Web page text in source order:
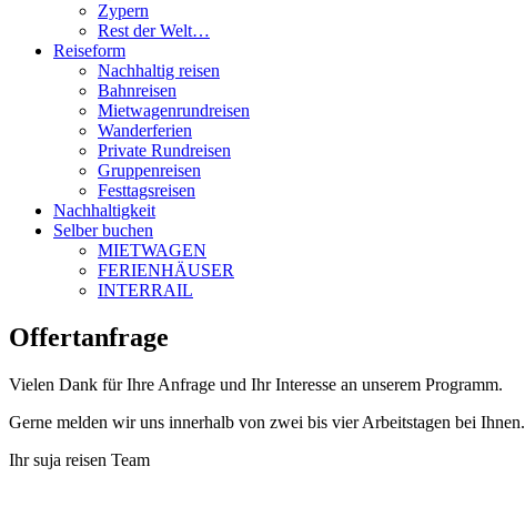
Zypern
Rest der Welt…
Reiseform
Nachhaltig reisen
Bahnreisen
Mietwagenrundreisen
Wanderferien
Private Rundreisen
Gruppenreisen
Festtagsreisen
Nachhaltigkeit
Selber buchen
MIETWAGEN
FERIENHÄUSER
INTERRAIL
Offertanfrage
Vielen Dank für Ihre Anfrage und Ihr Interesse an unserem Programm.
Gerne melden wir uns innerhalb von zwei bis vier Arbeitstagen bei Ihnen.
Ihr suja reisen Team